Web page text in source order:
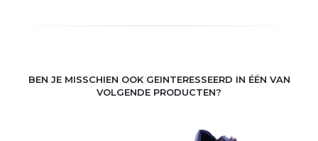
BEN JE MISSCHIEN OOK GEINTERESSEERD IN ÉÉN VAN
VOLGENDE PRODUCTEN?